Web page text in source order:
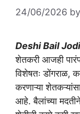
24/06/2026 by
Deshi Bail
शेतकरी आजही
विशेषतः डोंगराळ,
करणाऱ्या
आहे. बैलांच्या